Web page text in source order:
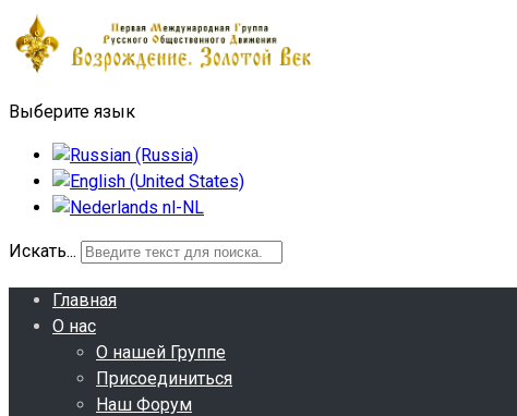
Выберите язык
Искать...
Главная
О нас
О нашей Группе
Присоединиться
Наш Форум